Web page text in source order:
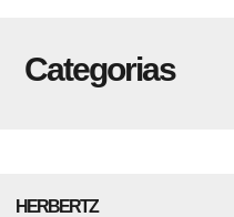
Categorias
HERBERTZ